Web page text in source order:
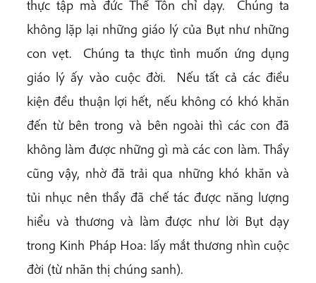
thực tập mà đức Thế Tôn chỉ dạy. Chúng ta
không lặp lại những giáo lý của Bụt như những
con vẹt. Chúng ta thực tình muốn ứng dụng
giáo lý ấy vào cuộc đời. Nếu tất cả các điều
kiện đều thuận lợi hết, nếu không có khó khăn
đến từ bên trong và bên ngoài thì các con đã
không làm được những gì mà các con làm. Thầy
cũng vậy, nhờ đã trải qua những khó khăn và
tủi nhục nên thầy đã chế tác được năng lượng
hiểu và thương và làm được như lời Bụt dạy
trong Kinh Pháp Hoa: lấy mắt thương nhìn cuộc
đời (từ nhãn thị chúng sanh).